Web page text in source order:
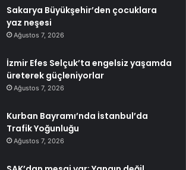
Sakarya Büyükşehir’den çocuklara
yaz neşesi
Ağustos 7, 2026
İzmir Efes Selçuk’ta engelsiz yaşamda
üreterek güçleniyorlar
Ağustos 7, 2026
Kurban Bayramı’nda İstanbul’da
Trafik Yoğunluğu
Ağustos 7, 2026